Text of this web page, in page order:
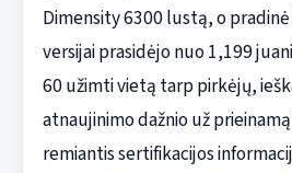
Dimensity 6300 lustą, o pradinė
versijai prasidėjo nuo 1,199
60 užimti vietą tarp pirkėjų,
atnaujinimo dažnio už
remiantis sertifikacijos